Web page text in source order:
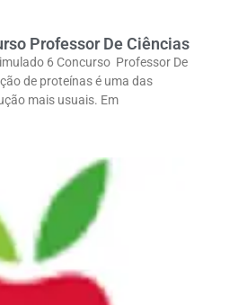
Professor De Ciências
6 Concurso Professor De
de proteínas é uma das
mais usuais. Em